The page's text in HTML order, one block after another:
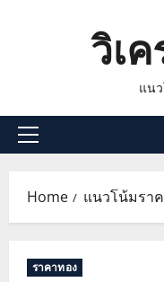
วิเ
แน
Primary
Home แนวโน้มรา
ราคาทอง